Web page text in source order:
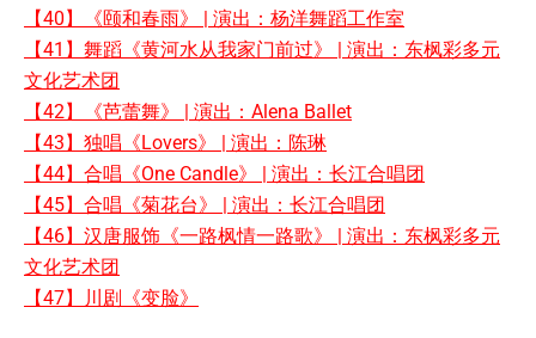
【40】《颐和春雨》 | 演出：杨洋舞蹈工作室
【41】舞蹈《黄河水从我家门前过》 | 演出：东枫彩多元
文化艺术团
【42】《芭蕾舞》 | 演出：Alena Ballet
【43】独唱《Lovers》 | 演出：陈琳
【44】合唱《One Candle》 | 演出：长江合唱团
【45】合唱《菊花台》 | 演出：长江合唱团
【46】汉唐服饰《一路枫情一路歌》 | 演出：东枫彩多元
文化艺术团
【47】川剧《变脸》